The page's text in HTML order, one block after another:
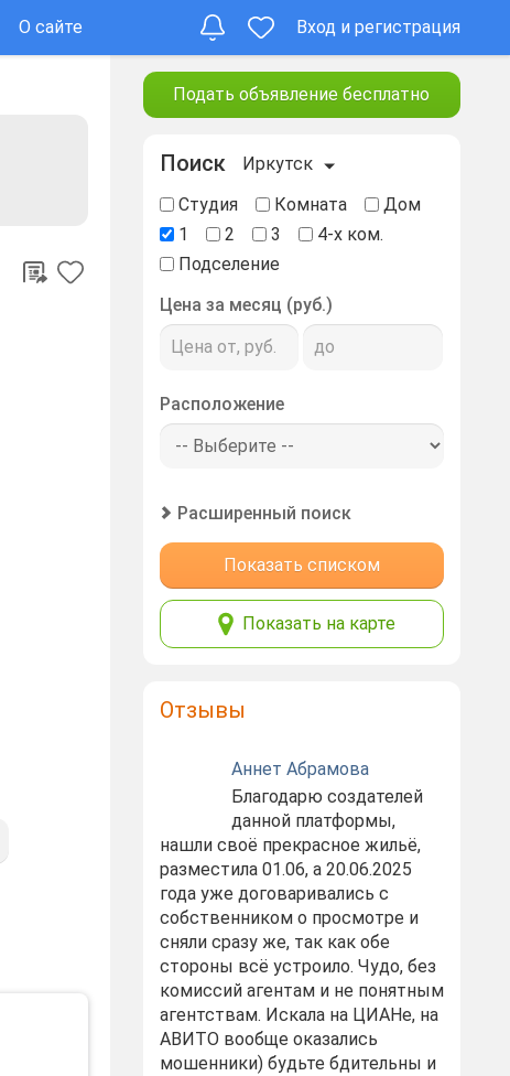
О сайте Вход и регистрация
Подать объявление бесплатно
Поиск
Иркутск
Студия
Комната
Дом
1
2 3
4-х ком.
Подселение
Цена за месяц (руб.)
Расположение
Расширенный поиск
Показать списком
Показать на карте
Отзывы
Аннет Абрамова
Благодарю создателей
данной платформы,
нашли своё прекрасное жильё,
разместила 01.06, а 20.06.2025
года уже договаривались с
собственником о просмотре и
сняли сразу же, так как обе
стороны всё устроило. Чудо, без
комиссий агентам и не понятным
агентствам. Искала на ЦИАНе, на
АВИТО вообще оказались
мошенники) будьте бдительны и